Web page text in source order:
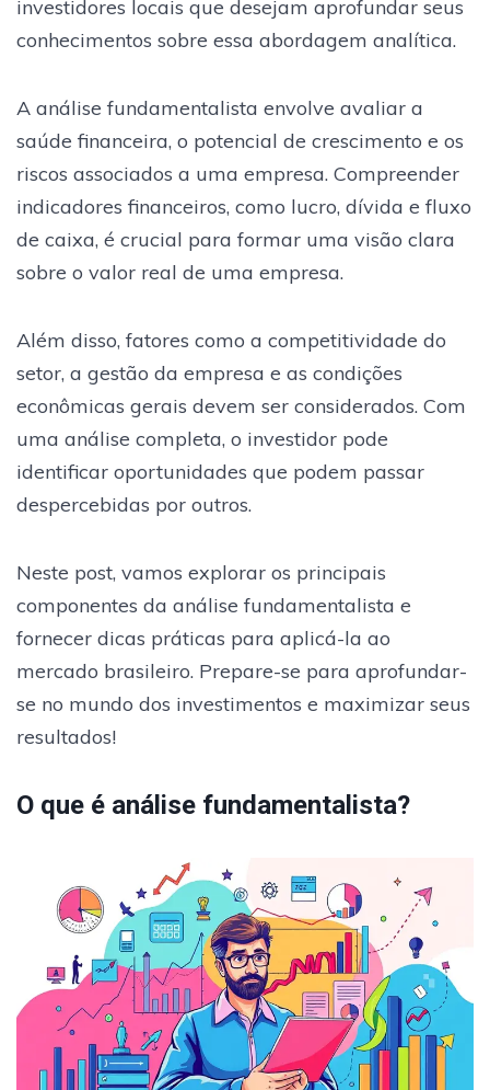
investidores locais que desejam aprofundar seus
conhecimentos sobre essa abordagem analítica.
A análise fundamentalista envolve avaliar a
saúde financeira, o potencial de crescimento e os
riscos associados a uma empresa. Compreender
indicadores financeiros, como lucro, dívida e fluxo
de caixa, é crucial para formar uma visão clara
sobre o valor real de uma empresa.
Além disso, fatores como a competitividade do
setor, a gestão da empresa e as condições
econômicas gerais devem ser considerados. Com
uma análise completa, o investidor pode
identificar oportunidades que podem passar
despercebidas por outros.
Neste post, vamos explorar os principais
componentes da análise fundamentalista e
fornecer dicas práticas para aplicá-la ao
mercado brasileiro. Prepare-se para aprofundar-
se no mundo dos investimentos e maximizar seus
resultados!
O que é análise fundamentalista?